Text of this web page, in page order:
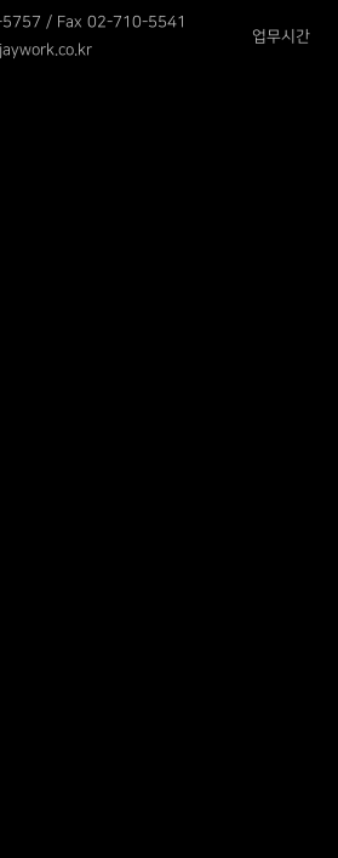
/ Fax 02-710-5541
업무시간